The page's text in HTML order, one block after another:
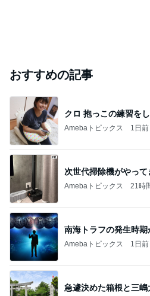
おすすめの記事
クロ 抱っこの練習を
Amebaトピックス 1日前
次世代掃除機がやって
Amebaトピックス 21時
南海トラフの発生時
Amebaトピックス 1日前
急遽決めた箱根と三